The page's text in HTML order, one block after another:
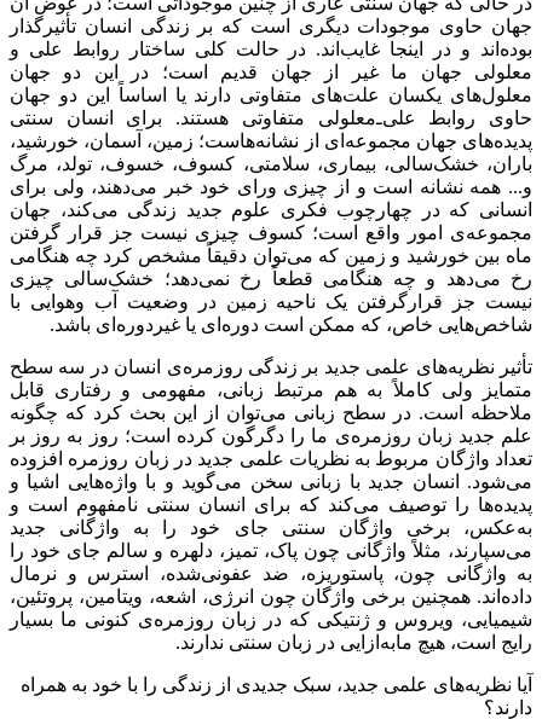
جهان حاوی موجودات دیگری است که بر زندگی انسان تأثیرگذار
بوده‌‌اند و در اینجا غایب‌اند. در حالت کلی ساختار روابط علی و
معلولی جهان ما غیر از جهان قدیم است؛ در این دو جهان
معلول‌های یکسان علت‌های متفاوتی دارند یا اساساً این دو جهان
حاوی روابط علی‌ـ‌معلولی متفاوتی‌ هستند. برای انسان سنتی
پدیده‌های جهان مجموعه‌ای از نشانه‌هاست؛ زمین، آسمان، خورشید،
باران، خشک‌سالی، بیماری، سلامتی، کسوف، خسوف، تولد، مرگ
و... همه نشانه است و از چیزی ورای خود خبر می‌دهند، ولی برای
انسانی که در چهارچوب فکری علوم جدید زندگی می‌کند، جهان
مجموعه‌ی امور واقع است؛ کسوف چیزی نیست جز قرار گرفتن
ماه بین خورشید و زمین که می‌توان دقیقاً مشخص کرد چه هنگامی
رخ می‌دهد و چه هنگامی قطعاً رخ نمی‌دهد؛ خشک‌سالی چیزی
نیست جز قرارگرفتن یک ناحیه زمین در وضعیت آب وهوایی با
شاخص‌هایی خاص، که ممکن است دوره‌ای یا غیردوره‌ای باشد.
تأثیر نظریه‌های علمی جدید بر زندگی روزمره‌ی انسان در سه سطح
متمایز ولی کاملاً به هم مرتبط زبانی، مفهومی و رفتاری قابل
ملاحظه است. در سطح زبانی می‌توان از این بحث کرد که چگونه
علم جدید زبان روزمره‌ی ما را دگرگون کرده است؛ روز به روز بر
تعداد واژگان مربوط به نظریات علمی جدید در زبان روزمره افزوده
می‌شود. انسان جدید با زبانی سخن می‌گوید و با واژه‌هایی اشیا و
پدیده‌ها را توصیف می‌کند که برای انسان سنتی نامفهوم است و
به‌عکس، برخی واژگان سنتی جای خود را به واژگانی جدید
می‌سپارند، مثلاً واژگانی چون پاک، تمیز، دلهره و سالم جای خود را
به واژگانی چون، پاستوریزه، ضد عفونی‌شده، استرس و نرمال
داده‌اند. همچنین برخی واژگان چون انرژی، اشعه، ویتامین، پروتئین،
شیمیایی، ویروس و ژنتیکی که در زبان روزمره‌ی کنونی ما بسیار
رایج است، هیچ ما‌به‌ازایی در زبان سنتی ندارند.
آیا نظریه‌های علمی جدید، سبک جدیدی از زندگی را با خود به همراه
دارند؟